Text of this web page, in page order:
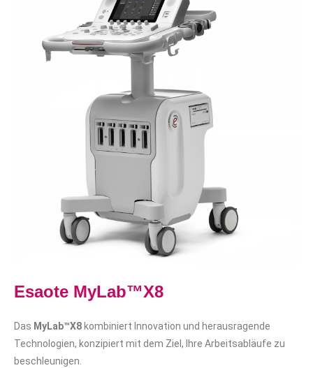
Esaote MyLab™X8
Das MyLab™X8 kombiniert Innovation und herausragende
Technologien, konzipiert mit dem Ziel, Ihre Arbeitsabläufe zu
beschleunigen.